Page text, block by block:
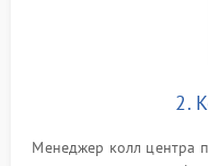
2.
Менеджер колл центра